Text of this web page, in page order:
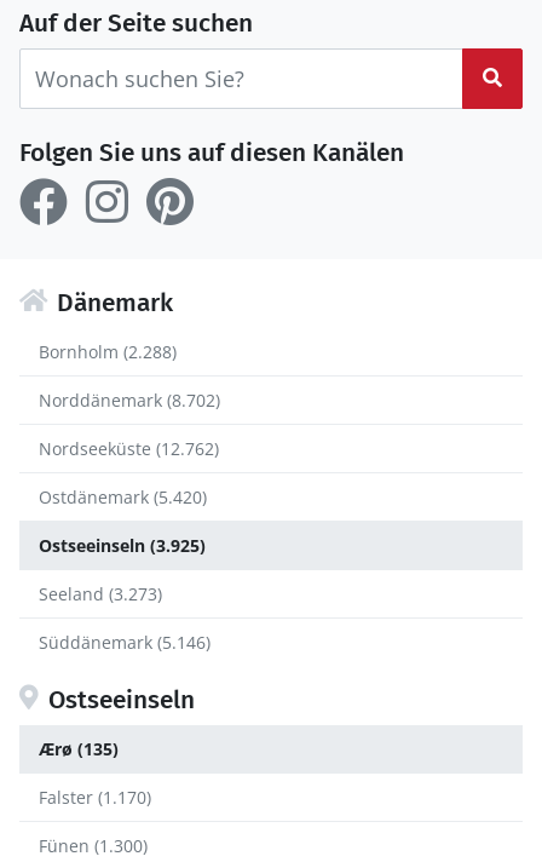
Auf der Seite suchen
Folgen Sie uns auf diesen Kanälen
Dänemark
Bornholm (2.288)
Norddänemark (8.702)
Nordseeküste (12.762)
Ostdänemark (5.420)
Ostseeinseln (3.925)
Seeland (3.273)
Süddänemark (5.146)
Ostseeinseln
Ærø (135)
Falster (1.170)
Fünen (1.300)